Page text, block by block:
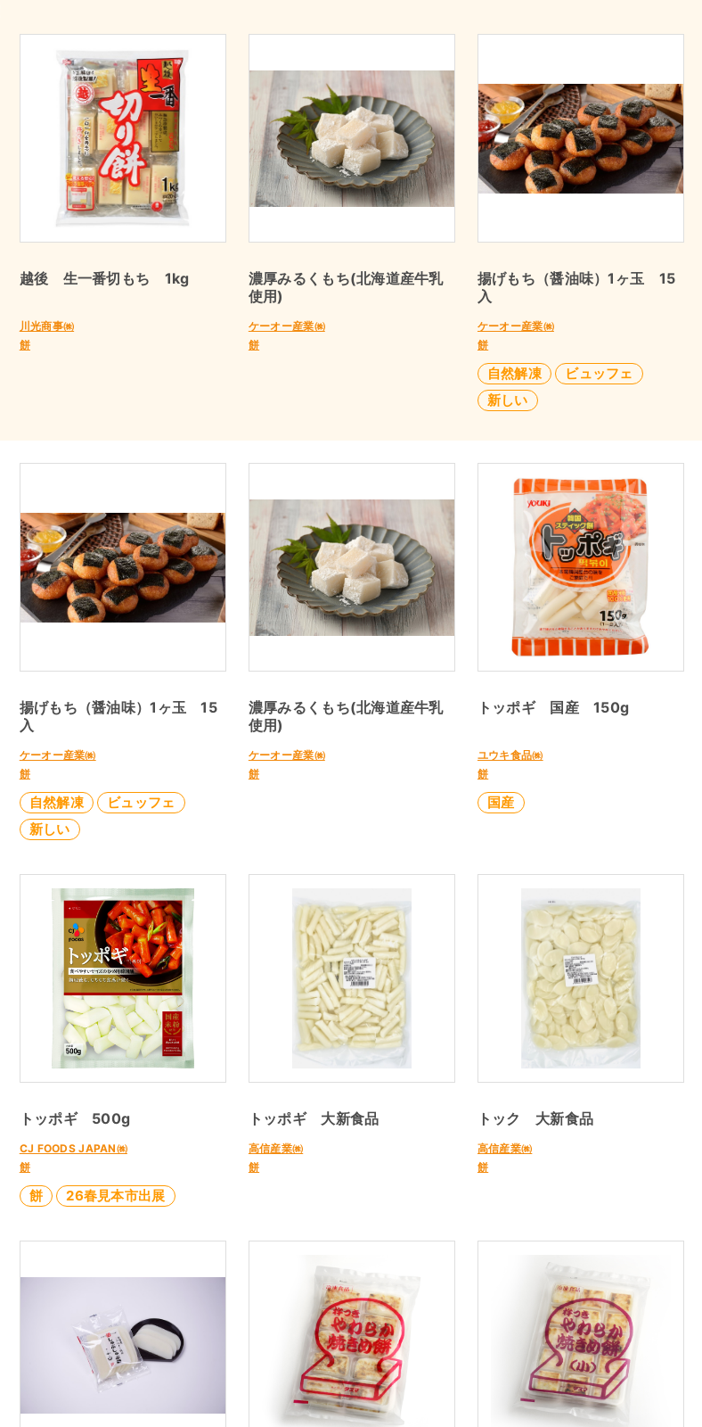
越後 生一番切もち 1kg
川光商事㈱
餅
濃厚みるくもち(北海道産牛乳
使用)
ケーオー産業㈱
餅
揚げもち（醤油味）1ヶ玉 15
入
ケーオー産業㈱
餅
自然解凍
ビュッフェ
新しい
揚げもち（醤油味）1ヶ玉 15
入
ケーオー産業㈱
餅
自然解凍
ビュッフェ
新しい
濃厚みるくもち(北海道産牛乳
使用)
ケーオー産業㈱
餅
トッポギ 国産 150g
ユウキ食品㈱
餅
国産
トッポギ 500g
CJ FOODS JAPAN㈱
餅
餅 26春見本市出展
トッポギ 大新食品
高信産業㈱
餅
トック 大新食品
高信産業㈱
餅